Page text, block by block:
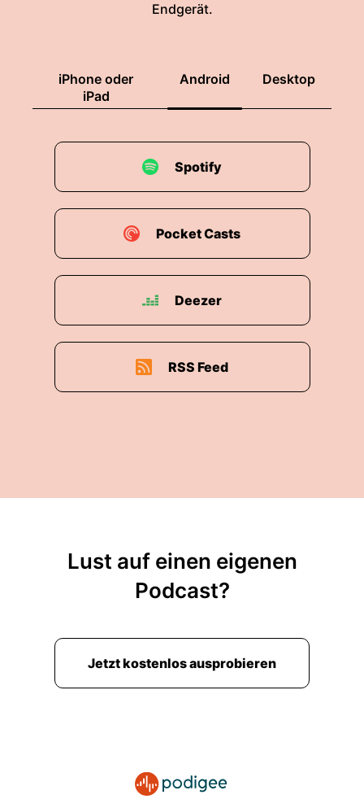
Endgerät.
iPhone oder
iPad
Android Desktop
Spotify
Pocket Casts
Deezer
RSS Feed
Lust auf einen eigenen
Podcast?
Jetzt kostenlos ausprobieren